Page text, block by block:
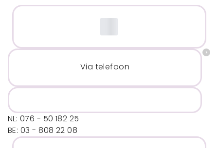
Via telefoon
NL: 076 - 50 182 25
BE: 03 - 808 22 08